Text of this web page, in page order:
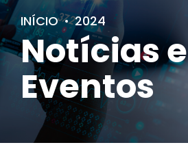
INÍCIO 2024
Notícias e
Eventos